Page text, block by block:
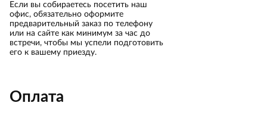
Если вы собираетесь посетить наш
офис, обязательно оформите
предварительный заказ по телефону
или на сайте как минимум за час до
встречи, чтобы мы успели подготовить
его к вашему приезду.
Оплата